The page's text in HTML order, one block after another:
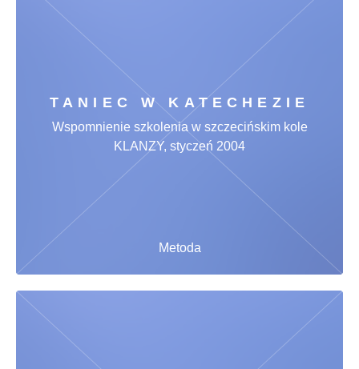
TANIEC W KATECHEZIE
Metoda
Wspomnienie szkolenia w szczecińskim kole
KLANZY, styczeń 2004